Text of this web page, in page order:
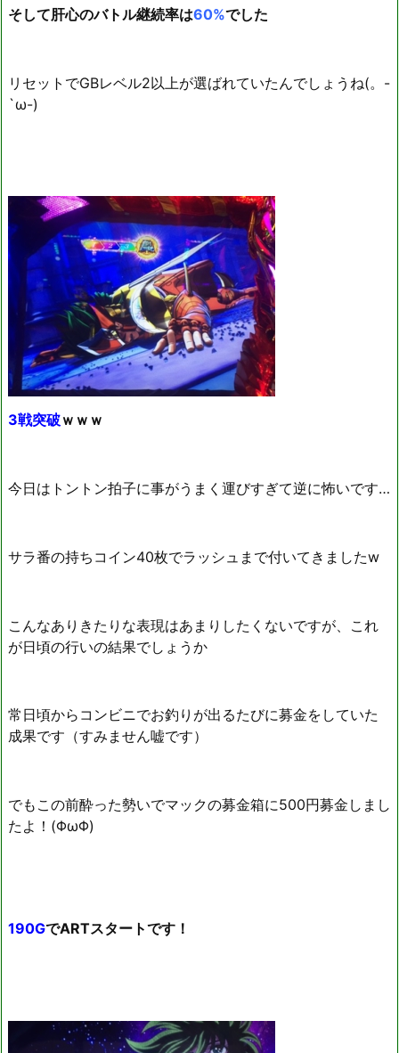
そして肝心のバトル継続率は60%でした
リセットでGBレベル2以上が選ばれていたんでしょうね(。-
`ω-)
3戦突破ｗｗｗ
今日はトントン拍子に事がうまく運びすぎて逆に怖いです…
サラ番の持ちコイン40枚でラッシュまで付いてきましたw
こんなありきたりな表現はあまりしたくないですが、これ
が日頃の行いの結果でしょうか
常日頃からコンビニでお釣りが出るたびに募金をしていた
成果です（すみません嘘です）
でもこの前酔った勢いでマックの募金箱に500円募金しまし
たよ！(ΦωΦ)
190GでARTスタートです！